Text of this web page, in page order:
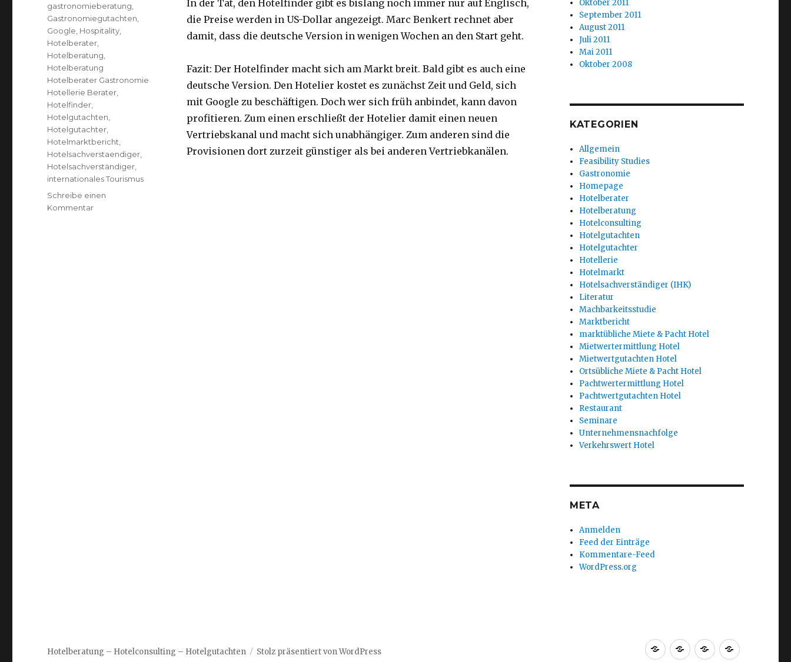
In der Tat, den Hotelfinder gibt es bislang noch immer nur auf Englisch,
die Preise werden in US-Dollar angezeigt. Marc Benkert rechnet aber
damit, dass die deutsche Version in wenigen Wochen an den Start geht.
Fazit: Der Hotelfinder macht sich am Markt breit. Bald gibt es auch eine
deutsche Version. Den Hotelier kostet es zunächst Zeit und Geld, sich
mit Google zu beschäftigen. Doch wer sich früh anbindet, kann davon
profitieren. Zum einen erschließt der Hotelier damit einen neuen
Vertriebskanal und macht sich unabhängiger. Zum anderen sind die
Provisionen dort zurzeit günstiger als bei anderen Vertriebkanälen.
gastronomieberatung
Gastronomiegutachten
Google Hospitality
Hotelberater
Hotelberatung
Hotelberatung
Hotelberater Gastronomie
Hotellerie Berater
Hotelfinder
Hotelgutachten
Hotelgutachter
Hotelmarktbericht
Hotelsachverstaendiger
Hotelsachverständiger
internationales Tourismus
Schreibe einen
Kommentar
Oktober 2011
September 2011
August 2011
Juli 2011
Mai 2011
Oktober 2008
KATEGORIEN
Allgemein
Feasibility Studies
Gastronomie
Homepage
Hotelberater
Hotelberatung
Hotelconsulting
Hotelgutachten
Hotelgutachter
Hotellerie
Hotelmarkt
Hotelsachverständiger (IHK)
Literatur
Machbarkeitsstudie
Marktbericht
marktübliche Miete & Pacht Hotel
Mietwertermittlung Hotel
Mietwertgutachten Hotel
Ortsübliche Miete & Pacht Hotel
Pachtwertermittlung Hotel
Pachtwertgutachten Hotel
Restaurant
Seminare
Unternehmensnachfolge
Verkehrswert Hotel
META
Anmelden
Feed der Einträge
Kommentare-Feed
WordPress.org
Startseite
Über TeamBüro
Hotelberatung – Hotelconsulting – Hotelgutachten Stolz präsentiert von WordPress